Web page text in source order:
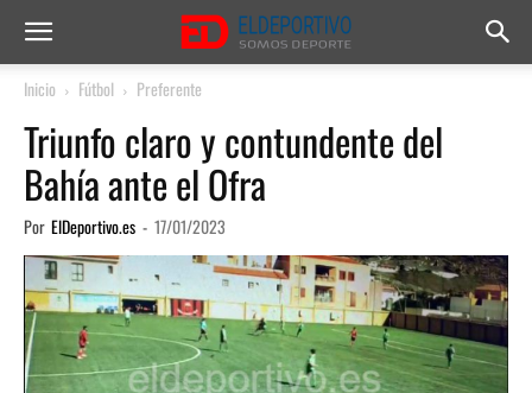
Inicio Fútbol Preferente
Triunfo claro y contundente del
Bahía ante el Ofra
Por ElDeportivo.es - 17/01/2023